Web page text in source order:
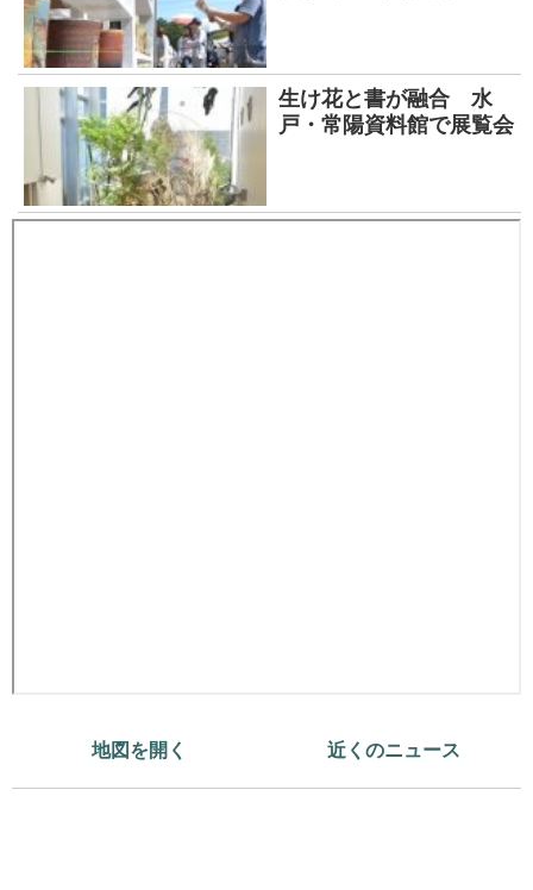
生け花と書が融合 水
戸・常陽資料館で展覧会
地図を開く 近くのニュース